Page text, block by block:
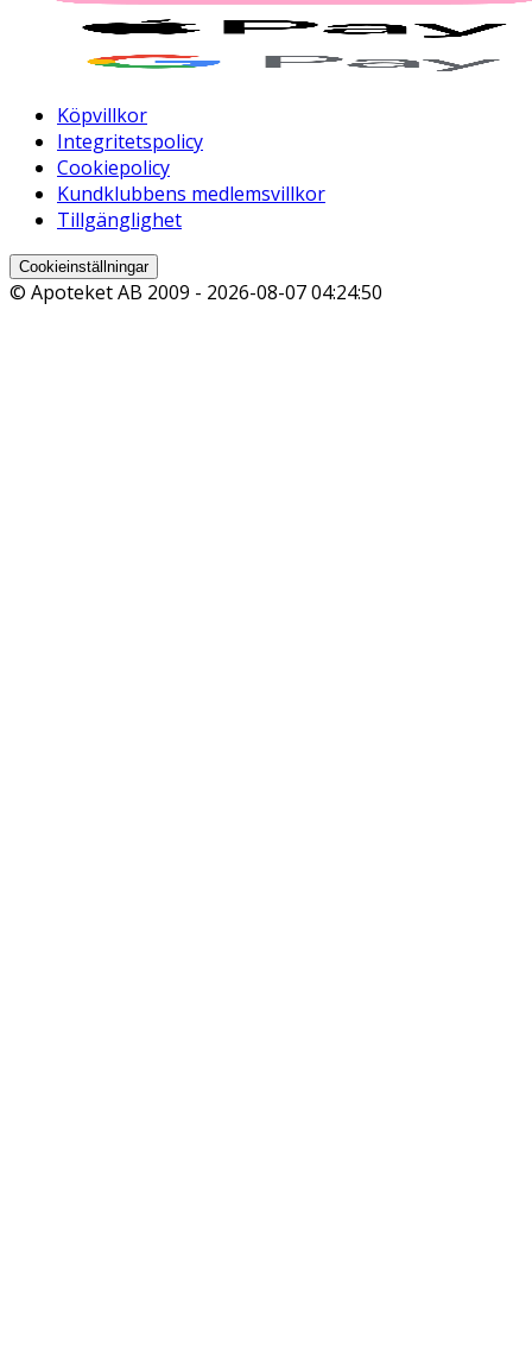
Köpvillkor
Integritetspolicy
Cookiepolicy
Kundklubbens medlemsvillkor
Tillgänglighet
Cookieinställningar
© Apoteket AB 2009 - 2026-08-07 04:24:50